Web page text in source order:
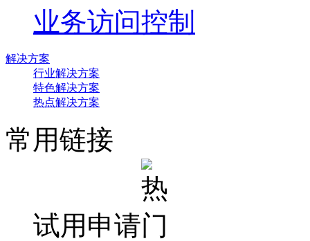
业务访问控制
解决方案
行业解决方案
特色解决方案
热点解决方案
常用链接
试用申请